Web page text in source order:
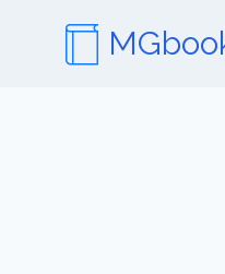
содержимому